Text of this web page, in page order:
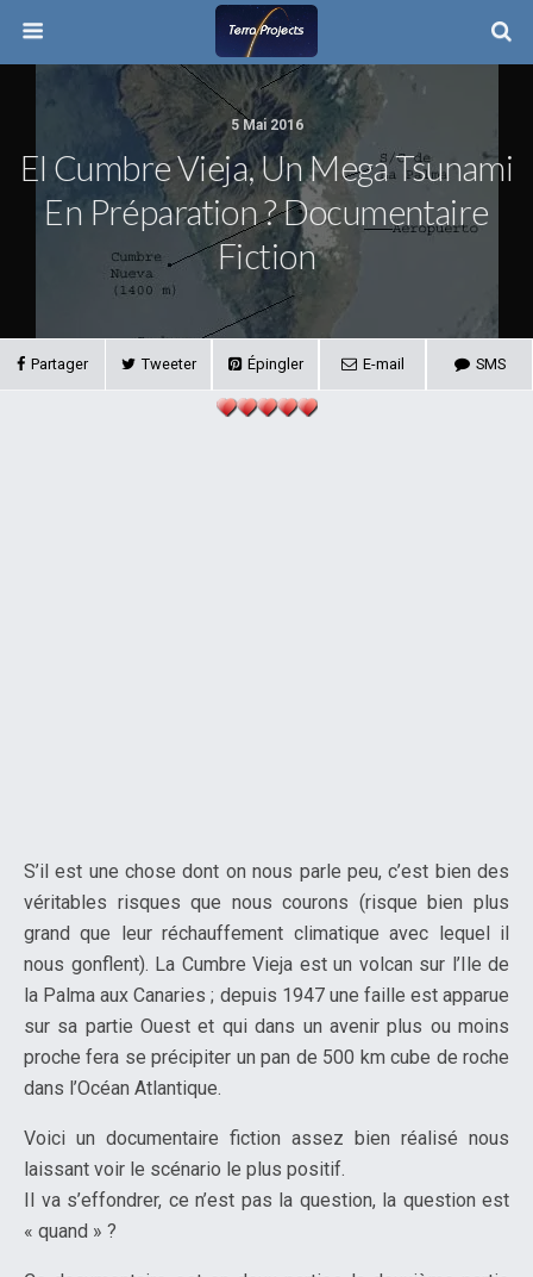
5 Mai 2016
El Cumbre Vieja, Un Mega Tsunami
En Préparation ? Documentaire
Fiction
Partager Tweeter Épingler E-mail SMS
S’il est une chose dont on nous parle peu, c’est bien des
véritables risques que nous courons (risque bien plus
grand que leur réchauffement climatique avec lequel il
nous gonflent). La Cumbre Vieja est un volcan sur l’Ile de
la Palma aux Canaries ; depuis 1947 une faille est apparue
sur sa partie Ouest et qui dans un avenir plus ou moins
proche fera se précipiter un pan de 500 km cube de roche
dans l’Océan Atlantique.
Voici un documentaire fiction assez bien réalisé nous
laissant voir le scénario le plus positif.
Il va s’effondrer, ce n’est pas la question, la question est
« quand » ?